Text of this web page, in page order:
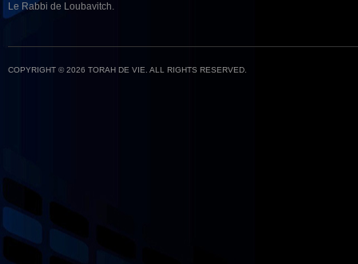
Le Rabbi de Loubavitch.
COPYRIGHT © 2026 TORAH DE VIE. ALL RIGHTS RESERVED.